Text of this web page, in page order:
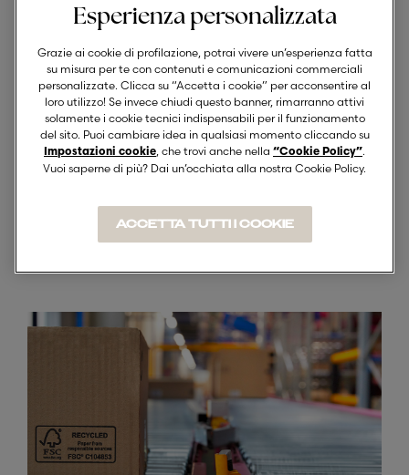
gestisce Intimissimi e Signorvino, mentre
Castagnaro coordina Tezenis, Area
Tecnica, Marketing e Materie Prime.
Vallese e Castagnaro:
momenti chiave del
percorso
Esperienza personalizzata
Grazie ai cookie di profilazione, potrai vivere un’esperienza fatta
su misura per te con contenuti e comunicazioni commerciali
personalizzate. Clicca su “Accetta i cookie” per acconsentire al
loro utilizzo! Se invece chiudi questo banner, rimarranno attivi
solamente i cookie tecnici indispensabili per il funzionamento
del sito. Puoi cambiare idea in qualsiasi momento cliccando su
Impostazioni cookie , che trovi anche nella “Cookie Policy”.
Vuoi saperne di più? Dai un’occhiata alla nostra Cookie Policy.
ACCETTA TUTTI I COOKIE